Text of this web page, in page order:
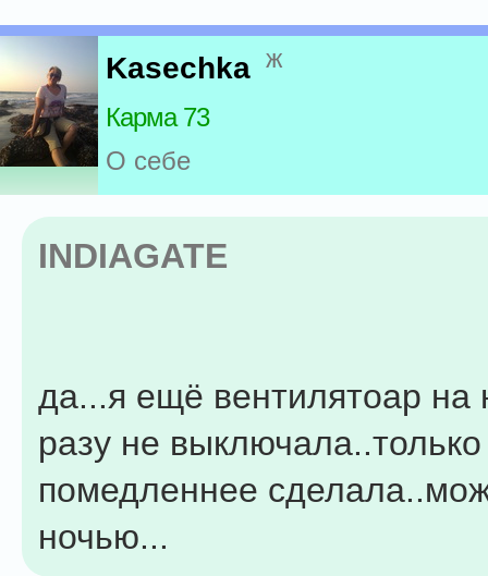
Kasechka ж
Карма 73
О себе
INDIAGATE
да...я ещё вентилятоар на
разу не выключала..только
помедленнее
ночью...